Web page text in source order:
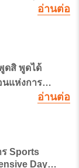
อ่านต่อ
ดสิ พูดได้
แห่งการ
หนักถึงอาการ
อ่านต่อ
Sports
Day